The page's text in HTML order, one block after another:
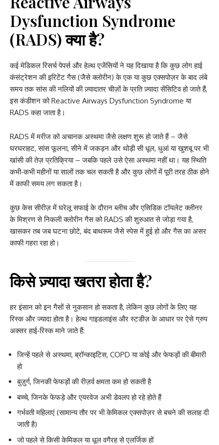
Dysfunction Syndrome
(RADS) क्या है?
कई मेडिकल रिसर्च पेपर्स और हेल्थ एजेंसियों ने यह दिखाया है कि कुछ लोग हाई
कंसंट्रेशन की इरिटेंट गैस (जैसे क्लोरीन) के एक या कुछ एक्सपोज़र के बाद लंबे
समय तक सांस की नलियों की ज़्यादातर चीज़ों के प्रति ज़्यादा सेंसिटिव हो जाते हैं,
इस कंडीशन को Reactive Airways Dysfunction Syndrome या
RADS कहा जाता है।
RADS में मरीज को अचानक अस्थमा जैसे लक्षण शुरू हो जाते हैं – जैसे
घरघराहट, सांस फूलना, सीने में जकड़न और थोड़ी सी धूल, धुआं या खुशबू पर भी
खांसी की तेज़ प्रतिक्रिया – जबकि पहले उसे ऐसा अस्थमा नहीं था। यह स्थिति
कभी‑कभी महीनों या सालों तक चल सकती है और कुछ लोगों में पूरी तरह ठीक होने
में काफी समय लग सकता है।
कुछ केस सीरीज़ में घरेलू सफाई के दौरान ब्लीच और एसिडिक टॉयलेट क्लीनर
के मिश्रण से निकली क्लोरीन गैस को RADS की शुरुआत से जोड़ा गया है,
खासकर तब जब घटना छोटे, बंद बाथरूम जैसे स्पेस में हुई हो और गैस का असर
काफी गहरा रहा हो।
किसे ज़्यादा खतरा होता है?
हर इंसान को इन गैसों से नुकसान हो सकता है, लेकिन कुछ लोगों के लिए यह
रिस्क और ज्यादा होता है। हेल्थ गाइडलाइंस और स्टडीज़ के आधार पर ऐसे ग्रुप
अक्सर हाई‑रिस्क माने जाते हैं:
जिन्हें पहले से अस्थमा, ब्रॉन्काइटिस, COPD या कोई और फेफड़ों की बीमारी
हो
बुज़ुर्ग, जिनकी फेफड़ों की रीज़र्व क्षमता कम हो सकती है
बच्चे, जिनके फेफड़े और एयरवेज अभी डेवलप हो रहे होते हैं
गर्भवती महिलाएं (सामान्य तौर पर भी केमिकल एक्सपोज़र से बचने की सलाह दी
जाती है)
जो पहले से किसी केमिकल या धूल वगैरह से एलर्जिक हों